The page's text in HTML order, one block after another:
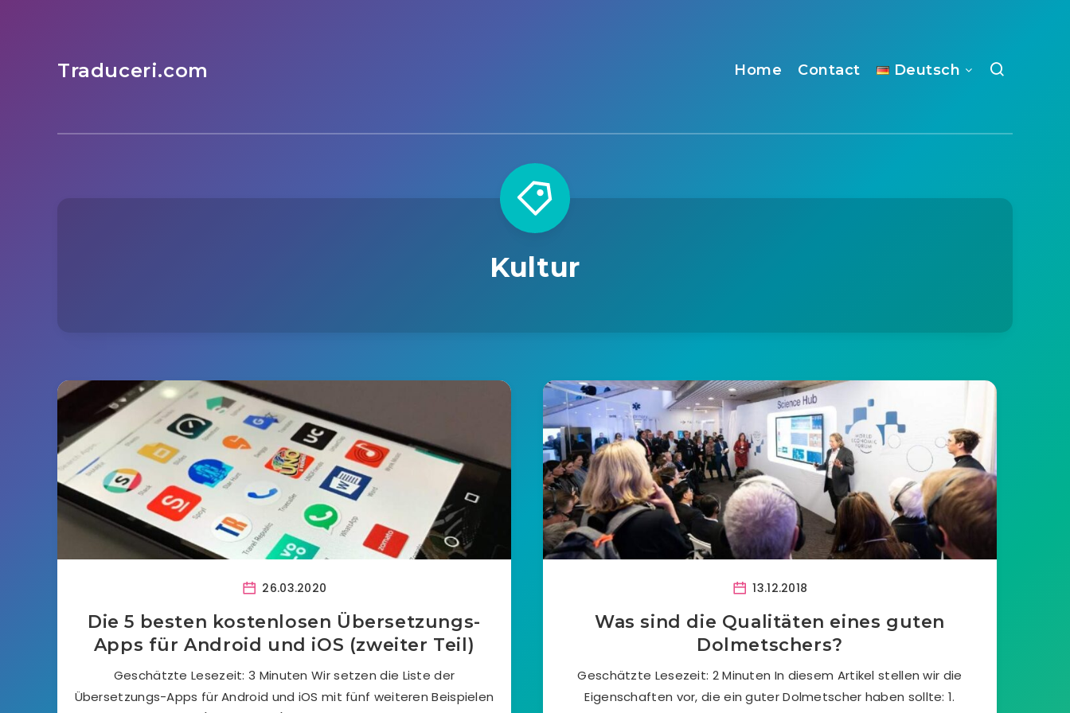
Traduceri.com Home Contact Deutsch
Kultur
26.03.2020
Die 5 besten kostenlosen Übersetzungs-
Apps für Android und iOS (zweiter Teil)
Geschätzte Lesezeit: 3 Minuten Wir setzen die Liste der
Übersetzungs-Apps für Android und iOS mit fünf weiteren Beispielen
13.12.2018
Was sind die Qualitäten eines guten
Dolmetschers?
Geschätzte Lesezeit: 2 Minuten In diesem Artikel stellen wir die
Eigenschaften vor, die ein guter Dolmetscher haben sollte: 1.